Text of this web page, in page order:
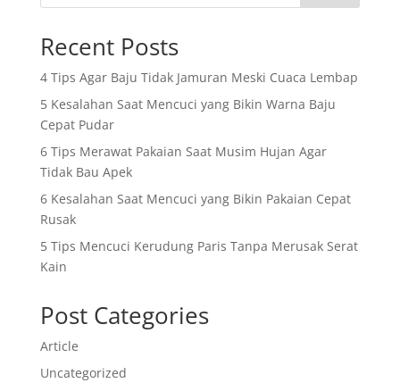
Recent Posts
4 Tips Agar Baju Tidak Jamuran Meski Cuaca Lembap
5 Kesalahan Saat Mencuci yang Bikin Warna Baju
Cepat Pudar
6 Tips Merawat Pakaian Saat Musim Hujan Agar
Tidak Bau Apek
6 Kesalahan Saat Mencuci yang Bikin Pakaian Cepat
Rusak
5 Tips Mencuci Kerudung Paris Tanpa Merusak Serat
Kain
Post Categories
Article
Uncategorized